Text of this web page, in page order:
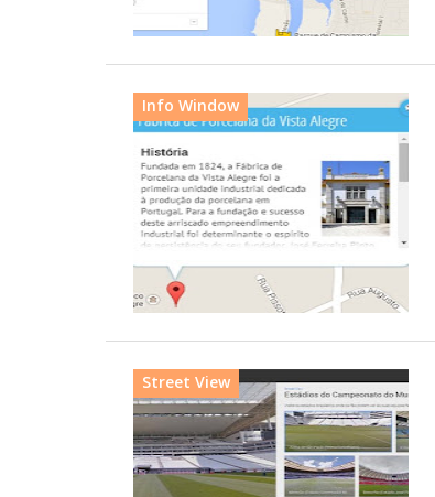
Info Window
Street View